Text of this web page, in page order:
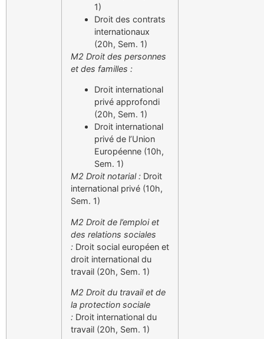
1)
Droit des contrats
internationaux
(20h, Sem. 1)
M2 Droit des personnes
et des familles :
Droit international
privé approfondi
(20h, Sem. 1)
Droit international
privé de l’Union
Européenne (10h,
Sem. 1)
M2 Droit notarial : Droit
international privé (10h,
Sem. 1)
M2 Droit de l’emploi et
des relations sociales
: Droit social européen et
droit international du
travail (20h, Sem. 1)
M2 Droit du travail et de
la protection sociale
: Droit international du
travail (20h, Sem. 1)